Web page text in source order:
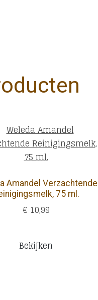
Amandel Verzachtende
75 ml.
€ 10,99
Bekijken